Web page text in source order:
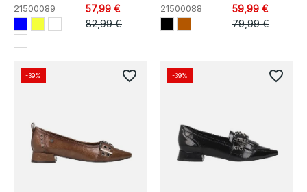
21500089
57,99 €
82,99 €
21500088
59,99 €
79,99 €
-39% favorite_border -39% favorite_border